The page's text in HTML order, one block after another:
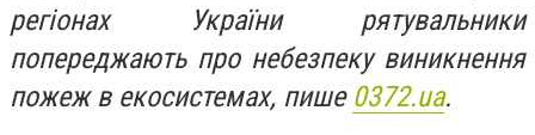
регіонах України рятувальники
попереджають про небезпеку виникнення
пожеж в екосистемах, пише 0372.ua.